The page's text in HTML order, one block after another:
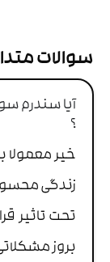
سوالات
آیا سندرم
؟
خیر معمولا
زندگی
تحت تاثیر
بروز